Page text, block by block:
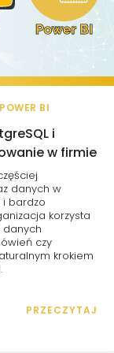
BI
i
w firmie
danych w
i bardzo
korzysta
czy
krokiem
PRZECZYTAJ